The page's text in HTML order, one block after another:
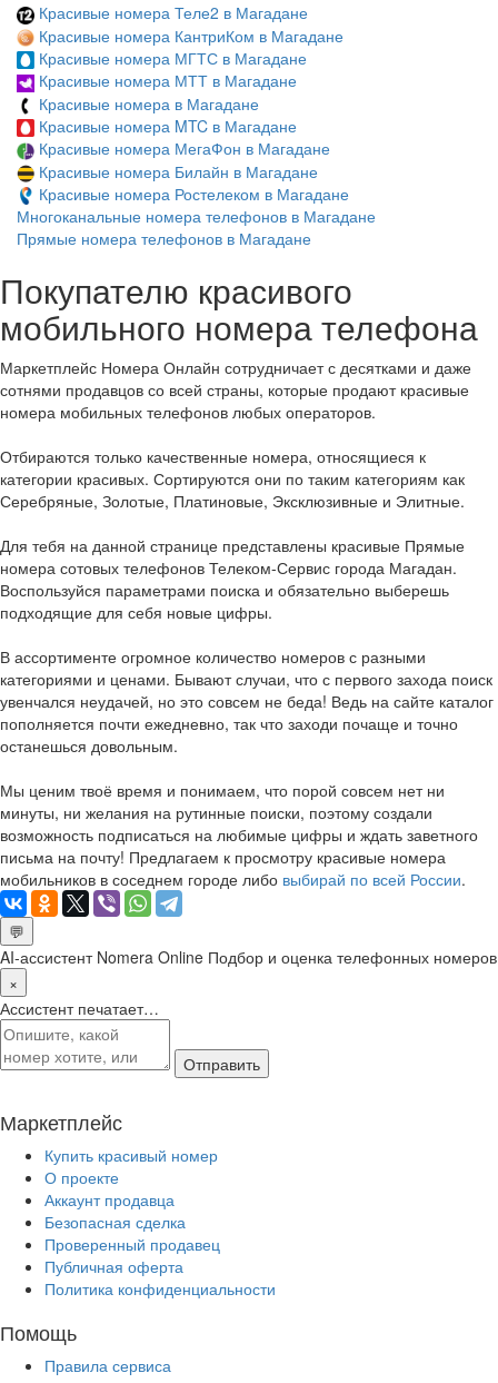
Красивые номера Теле2 в Магадане
Красивые номера КантриКом в Магадане
Красивые номера МГТС в Магадане
Красивые номера МТТ в Магадане
Красивые номера в Магадане
Красивые номера MTC в Магадане
Красивые номера МегаФон в Магадане
Красивые номера Билайн в Магадане
Красивые номера Ростелеком в Магадане
Многоканальные номера телефонов в Магадане
Прямые номера телефонов в Магадане
Покупателю красивого
мобильного номера телефона
Маркетплейс Номера Онлайн сотрудничает с десятками и даже
сотнями продавцов со всей страны, которые продают красивые
номера мобильных телефонов любых операторов.
Отбираются только качественные номера, относящиеся к
категории красивых. Сортируются они по таким категориям как
Серебряные, Золотые, Платиновые, Эксклюзивные и Элитные.
Для тебя на данной странице представлены красивые Прямые
номера сотовых телефонов Телеком-Сервис города Магадан.
Воспользуйся параметрами поиска и обязательно выберешь
подходящие для себя новые цифры.
В ассортименте огромное количество номеров с разными
категориями и ценами. Бывают случаи, что с первого захода поиск
увенчался неудачей, но это совсем не беда! Ведь на сайте каталог
пополняется почти ежедневно, так что заходи почаще и точно
останешься довольным.
Мы ценим твоё время и понимаем, что порой совсем нет ни
минуты, ни желания на рутинные поиски, поэтому создали
возможность подписаться на любимые цифры и ждать заветного
письма на почту! Предлагаем к просмотру красивые номера
мобильников в соседнем городе либо выбирай по всей России.
💬
AI-ассистент Nomera Online Подбор и оценка телефонных номеров
×
Ассистент печатает…
Отправить
Маркетплейс
Купить красивый номер
О проекте
Аккаунт продавца
Безопасная сделка
Проверенный продавец
Публичная оферта
Политика конфиденциальности
Помощь
Правила сервиса